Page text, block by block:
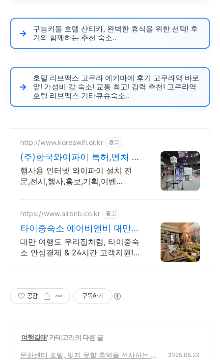
구눙키둘 호텔 산티카, 완벽한 휴식을 위한 선택! 후
기와 함께하는 추천 숙소..
호텔 리브맥스 고쿠라 에키마에 후기 고쿠라역 바로
앞! 가성비 갑 숙소! 교통 최고! 강력 추천! 고쿠라역
호텔 리브맥스 기타큐슈숙소..
http://www.koreawifi.or.kr 광고
(주)한국와이파이 특허,벤처 빠
른상담 가능
행사용 인터넷 와이파이 설치 전
문,전시,행사,홍보,기획,이벤
험을 가진 전문성있는 기업
https://www.airbnb.co.kr 광고
타이중숙소 에어비앤비 대만에
서 살아보기
대만 여행도 우리집처럼, 타이중숙
소 안심결제 & 24시간 고객지원!
공감 구독하기
'여행갈래' 카테고리의 다른 글
문화센터 호텔, 잊지 못할 추억을 선사하는 츠
2025.05.23